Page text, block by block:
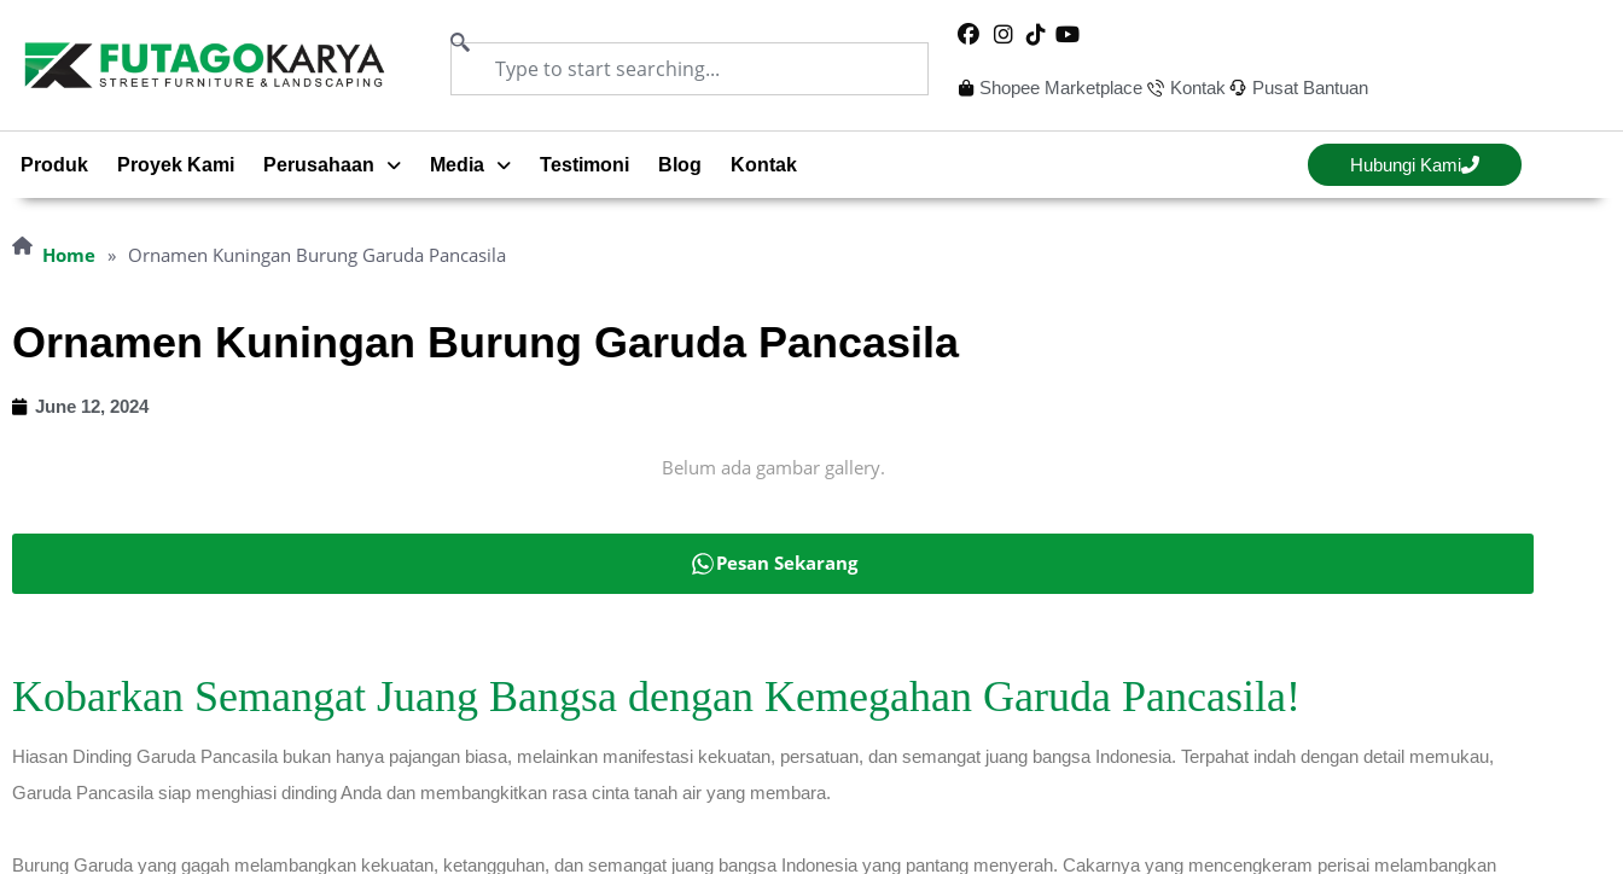
Shopee Marketplace Kontak Pusat Bantuan
Produk Proyek Kami Perusahaan Media Testimoni Blog Kontak Hubungi Kami
Home » Ornamen Kuningan Burung Garuda Pancasila
Ornamen Kuningan Burung Garuda Pancasila
June 12, 2024
Belum ada gambar gallery.
Pesan Sekarang
Kobarkan Semangat Juang Bangsa dengan Kemegahan Garuda Pancasila!
Hiasan Dinding Garuda Pancasila bukan hanya pajangan biasa, melainkan manifestasi kekuatan, persatuan, dan semangat juang bangsa Indonesia. Terpahat indah dengan detail memukau,
Garuda Pancasila siap menghiasi dinding Anda dan membangkitkan rasa cinta tanah air yang membara.
Burung Garuda yang gagah melambangkan kekuatan, ketangguhan, dan semangat juang bangsa Indonesia yang pantang menyerah. Cakarnya yang mencengkeram perisai melambangkan